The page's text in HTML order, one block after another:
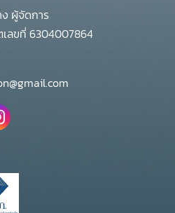
ผู้จัดการ
ลขที่ 6304007864